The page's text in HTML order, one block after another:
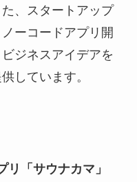
、スタートアップ
ーコードアプリ開
ジネスアイデアを
しています。
「サウナカマ」